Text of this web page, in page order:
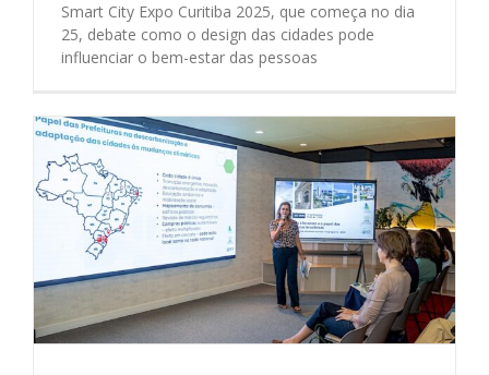
Smart City Expo Curitiba 2025, que começa no dia
25, debate como o design das cidades pode
influenciar o bem-estar das pessoas